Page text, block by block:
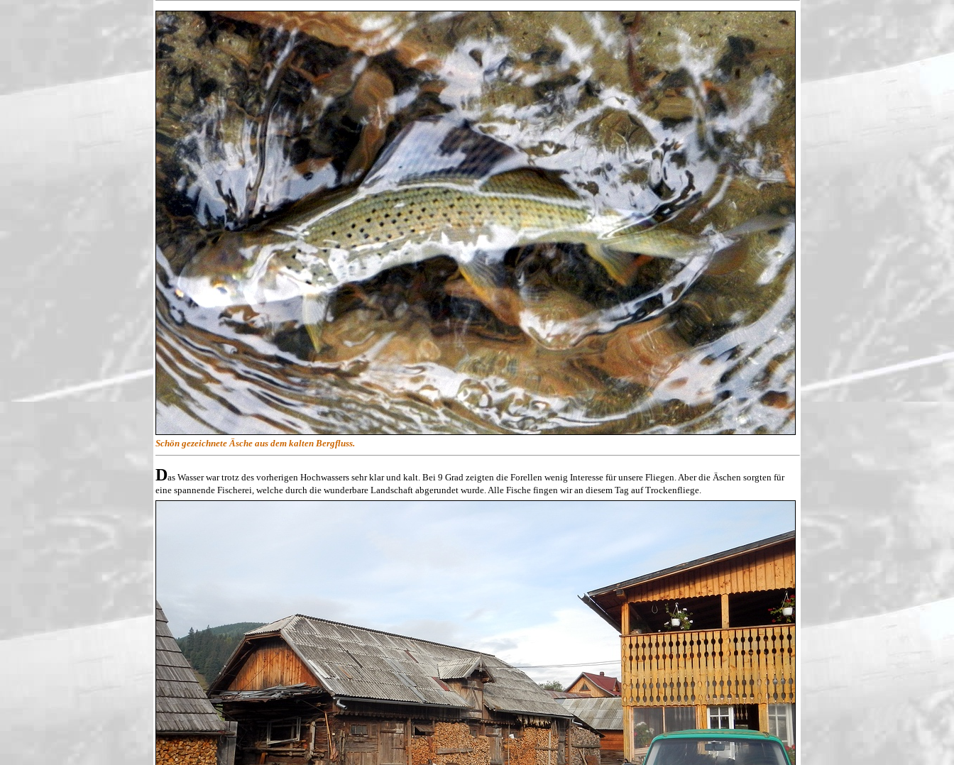
Schön gezeichnete Äsche aus dem kalten Bergfluss.
Das Wasser war trotz des vorherigen Hochwassers sehr klar und kalt. Bei 9 Grad zeigten die Forellen wenig Interesse für unsere Fliegen. Aber die Äschen sorgten für
eine spannende Fischerei, welche durch die wunderbare Landschaft abgerundet wurde. Alle Fische fingen wir an diesem Tag auf Trockenfliege.